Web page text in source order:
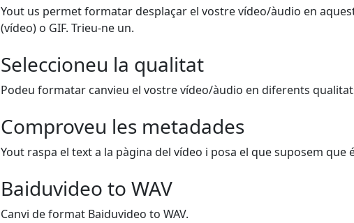
Yout us permet formatar desplaçar el vostre vídeo/àudio en
(vídeo) o GIF. Trieu-ne un.
Seleccioneu la qualitat
Podeu formatar canvieu el vostre vídeo/àudio en diferents
Comproveu les metadades
Yout raspa el text a la pàgina del vídeo i posa el que suposem
Baiduvideo to WAV
Canvi de format Baiduvideo to WAV.